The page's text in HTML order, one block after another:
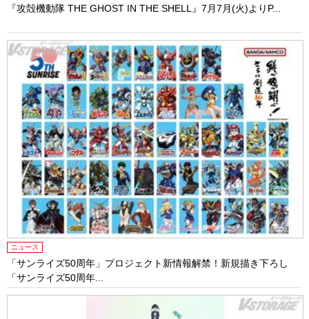
『攻殻機動隊 THE GHOST IN THE SHELL』7月7月(火)よりP...
ニュース
「サンライズ50周年」プロジェクト新情報解禁！新規描き下ろし
「サンライズ50周年...